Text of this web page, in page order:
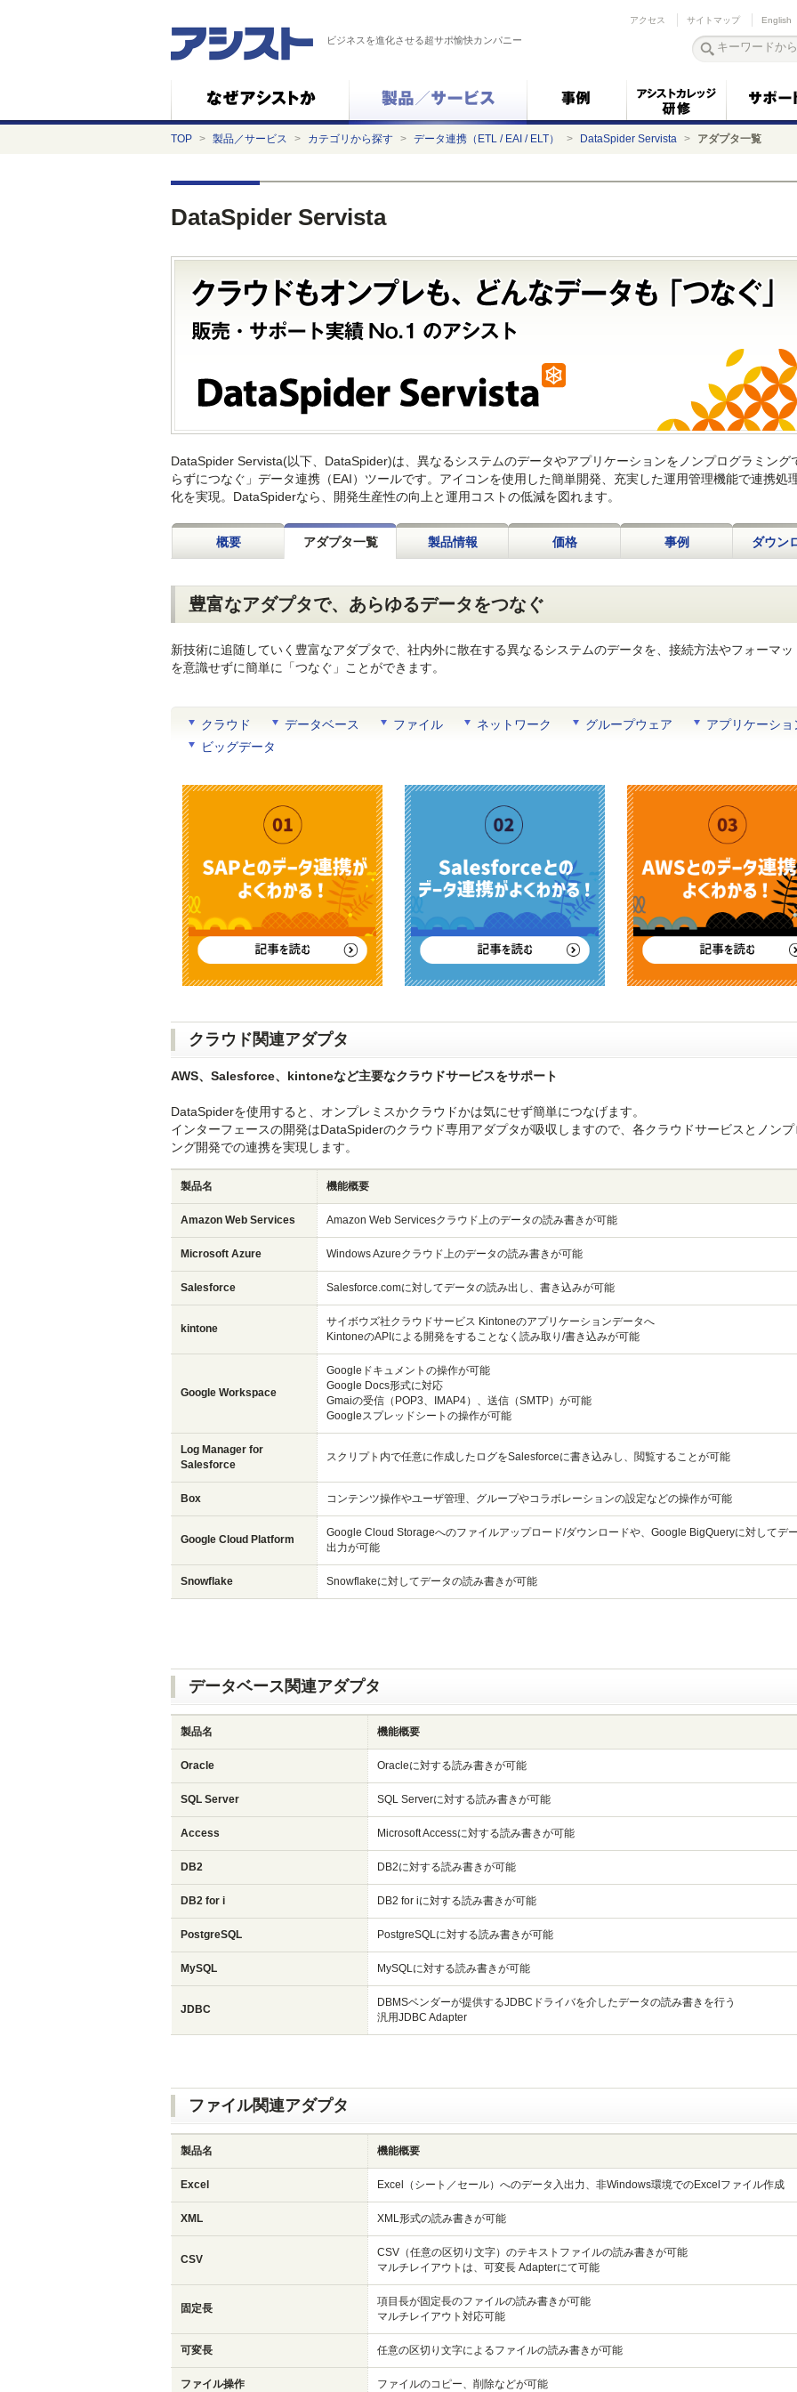
ビジネスを進化させる超サポ愉快カンパニー
アクセス サイトマップ English
TOP > 製品／サービス > カテゴリから探す > データ連携（ETL / EAI / ELT） > DataSpider Servista > アダプタ一覧
DataSpider Servista
DataSpider Servista(以下、DataSpider)は、異なるシステムのデータやアプリケーションをノンプログラミング
らずにつなぐ」データ連携（EAI）ツールです。アイコンを使用した簡単開発、充実した運用管理機能で連携処
化を実現。DataSpiderなら、開発生産性の向上と運用コストの低減を図れます。
概要 アダプタ一覧 製品情報 価格 事例 ダウン
豊富なアダプタで、あらゆるデータをつなぐ
新技術に追随していく豊富なアダプタで、社内外に散在する異なるシステムのデータを、接続方法やフォーマッ
を意識せずに簡単に「つなぐ」ことができます。
クラウド データベース ファイル ネットワーク グループウェア
アプリケーショ
ビッグデータ
クラウド関連アダプタ
AWS、Salesforce、kintoneなど主要なクラウドサービスをサポート
DataSpiderを使用すると、オンプレミスかクラウドかは気にせず簡単につなげます。
インターフェースの開発はDataSpiderのクラウド専用アダプタが吸収しますので、各クラウドサービスとノンプ
ング開発での連携を実現します。
製品名 機能概要
Amazon Web Services Amazon Web Servicesクラウド上のデータの読み書きが可能
Microsoft Azure Windows Azureクラウド上のデータの読み書きが可能
Salesforce Salesforce.comに対してデータの読み出し、書き込みが可能
kintone
サイボウズ社クラウドサービス Kintoneのアプリケーションデータへ
KintoneのAPIによる開発をすることなく読み取り/書き込みが可能
Google Workspace
Googleドキュメントの操作が可能
Google Docs形式に対応
Gmaiの受信（POP3、IMAP4）、送信（SMTP）が可能
Googleスプレッドシートの操作が可能
Log Manager for
Salesforce
スクリプト内で任意に作成したログをSalesforceに書き込みし、閲覧することが可能
Box コンテンツ操作やユーザ管理、グループやコラボレーションの設定などの操作が可能
Google Cloud Platform
Google Cloud Storageへのファイルアップロード/ダウンロードや、Google BigQueryに対してデ
出力が可能
Snowflake Snowflakeに対してデータの読み書きが可能
データベース関連アダプタ
製品名 機能概要
Oracle Oracleに対する読み書きが可能
SQL Server SQL Serverに対する読み書きが可能
Access Microsoft Accessに対する読み書きが可能
DB2 DB2に対する読み書きが可能
DB2 for i DB2 for iに対する読み書きが可能
PostgreSQL PostgreSQLに対する読み書きが可能
MySQL MySQLに対する読み書きが可能
JDBC
DBMSベンダーが提供するJDBCドライバを介したデータの読み書きを行う
汎用JDBC Adapter
ファイル関連アダプタ
製品名 機能概要
Excel Excel（シート／セール）へのデータ入出力、非Windows環境でのExcelファイル作成
XML XML形式の読み書きが可能
CSV
CSV（任意の区切り文字）のテキストファイルの読み書きが可能
マルチレイアウトは、可変長 Adapterにて可能
固定長
項目長が固定長のファイルの読み書きが可能
マルチレイアウト対応可能
可変長 任意の区切り文字によるファイルの読み書きが可能
ファイル操作 ファイルのコピー、削除などが可能